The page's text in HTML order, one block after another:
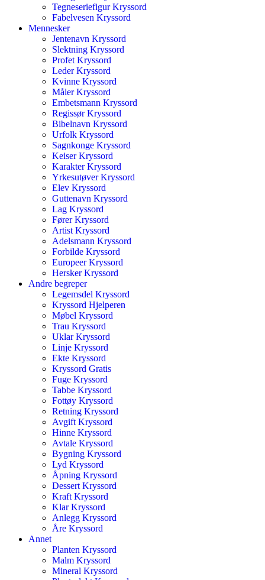
Tegneseriefigur Kryssord
Fabelvesen Kryssord
Mennesker
Jentenavn Kryssord
Slektning Kryssord
Profet Kryssord
Leder Kryssord
Kvinne Kryssord
Måler Kryssord
Embetsmann Kryssord
Regissør Kryssord
Bibelnavn Kryssord
Urfolk Kryssord
Sagnkonge Kryssord
Keiser Kryssord
Karakter Kryssord
Yrkesutøver Kryssord
Elev Kryssord
Guttenavn Kryssord
Lag Kryssord
Fører Kryssord
Artist Kryssord
Adelsmann Kryssord
Forbilde Kryssord
Europeer Kryssord
Hersker Kryssord
Andre begreper
Legemsdel Kryssord
Kryssord Hjelperen
Møbel Kryssord
Trau Kryssord
Uklar Kryssord
Linje Kryssord
Ekte Kryssord
Kryssord Gratis
Fuge Kryssord
Tabbe Kryssord
Fottøy Kryssord
Retning Kryssord
Avgift Kryssord
Hinne Kryssord
Avtale Kryssord
Bygning Kryssord
Lyd Kryssord
Åpning Kryssord
Dessert Kryssord
Kraft Kryssord
Klar Kryssord
Anlegg Kryssord
Åre Kryssord
Annet
Planten Kryssord
Malm Kryssord
Mineral Kryssord